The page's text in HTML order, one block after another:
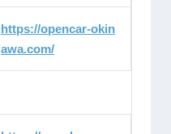
https://opencar-okin
awa.com/